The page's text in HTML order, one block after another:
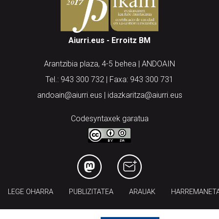
Aiurri.eus - Erroitz BM
Arantzibia plaza, 4-5 behea | ANDOAIN
Tel.: 943 300 732 | Faxa: 943 300 731
andoain@aiurri.eus | idazkaritza@aiurri.eus
Codesyntaxek garatua
LEGE OHARRA PUBLIZITATEA ARAUAK